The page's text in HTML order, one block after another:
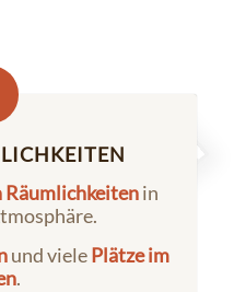
Räumlichkeitenin
und vielePlätze im
.